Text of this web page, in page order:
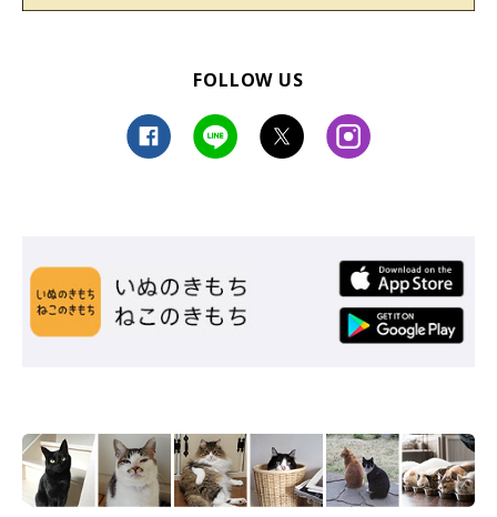
FOLLOW US